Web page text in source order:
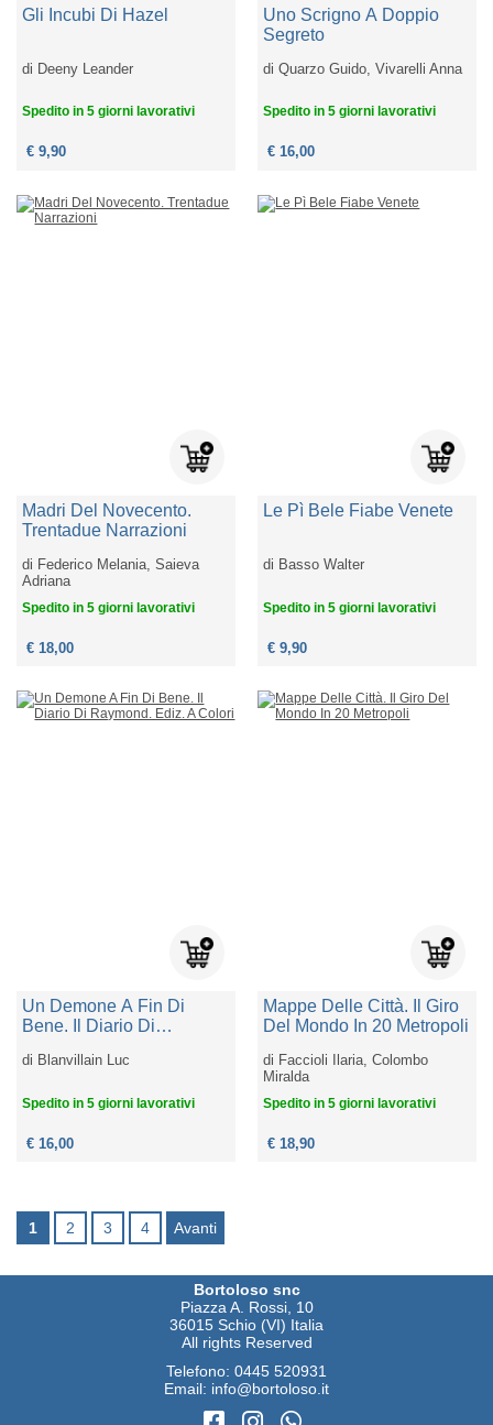
Gli Incubi Di Hazel
di Deeny Leander
Spedito in 5 giorni lavorativi
€ 9,90
Uno Scrigno A Doppio
Segreto
diQuarzo Guido, Vivarelli Anna
Spedito in 5 giorni lavorativi
€ 16,00
Madri Del Novecento.
Trentadue Narrazioni
di Federico Melania, Saieva
Adriana
Spedito in 5 giorni lavorativi
€ 18,00
Le Pì Bele Fiabe Venete
di Basso Walter
Spedito in 5 giorni lavorativi
€ 9,90
Un Demone A Fin Di
Bene. Il Diario Di
di Blanvillain Luc
Spedito in 5 giorni lavorativi
€ 16,00
Mappe Delle Città. Il Giro
Del Mondo In 20 Metropoli
di Faccioli Ilaria, Colombo
Miralda
Spedito in 5 giorni lavorativi
€ 18,90
1 2 3 4 Avanti
Bortoloso snc
Piazza A. Rossi, 10
36015 Schio (VI) Italia
All rights Reserved
Telefono: 0445 520931
Email: info@bortoloso.it